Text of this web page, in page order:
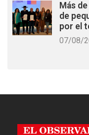
Más
de
por el
07/08/